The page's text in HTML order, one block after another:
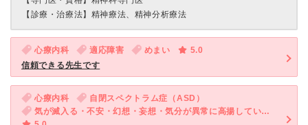
【診療・治療法】 精神療法、精神分析療法
心療内科 適応障害 めまい
5.0
信頼できる先生です
心療内科
自閉スペクトラム症（ASD）
気が滅入る・不安・幻想・妄想・気分が異常に高揚している・協調性がない・落ち着きがない（子供）